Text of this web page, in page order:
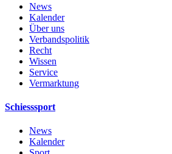
News
Kalender
Über uns
Verbandspolitik
Recht
Wissen
Service
Vermarktung
Schiesssport
News
Kalender